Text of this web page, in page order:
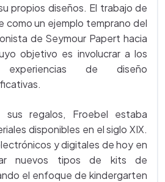
propios diseños. El trabajo de
como un ejemplo temprano del
de Seymour Papert hacia
objetivo es involucrar a los
de diseño
regalos, Froebel estaba
disponibles en el siglo XIX.
y digitales de hoy en
nuevos tipos de kits de
el enfoque de kindergarten